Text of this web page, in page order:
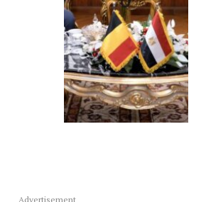
Advertisement